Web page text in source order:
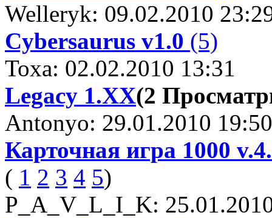
Welleryk: 09.02.2010
Cybersaurus v1.0 (5)
Toxa: 02.02.2010 13:31
Legacy 1.XX(2
Antonyo: 29.01.2010 19:50
Карточная игра 1000
( 1 2 3 4 5)
P_A_V_L_I_K: